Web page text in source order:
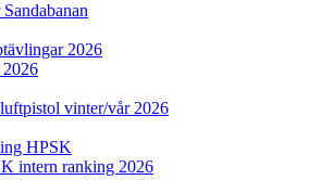
2026
vinter/vår 2026
HPSK
intern ranking 2026